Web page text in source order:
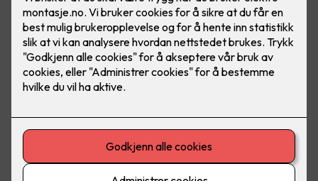
Har du hytte? Med lader fra Easee er du alltid klar for neste
eventyr. Utforsk både fjell og fjorder når du er på hytta -
uten å få ladeangst. Bilde: Easee